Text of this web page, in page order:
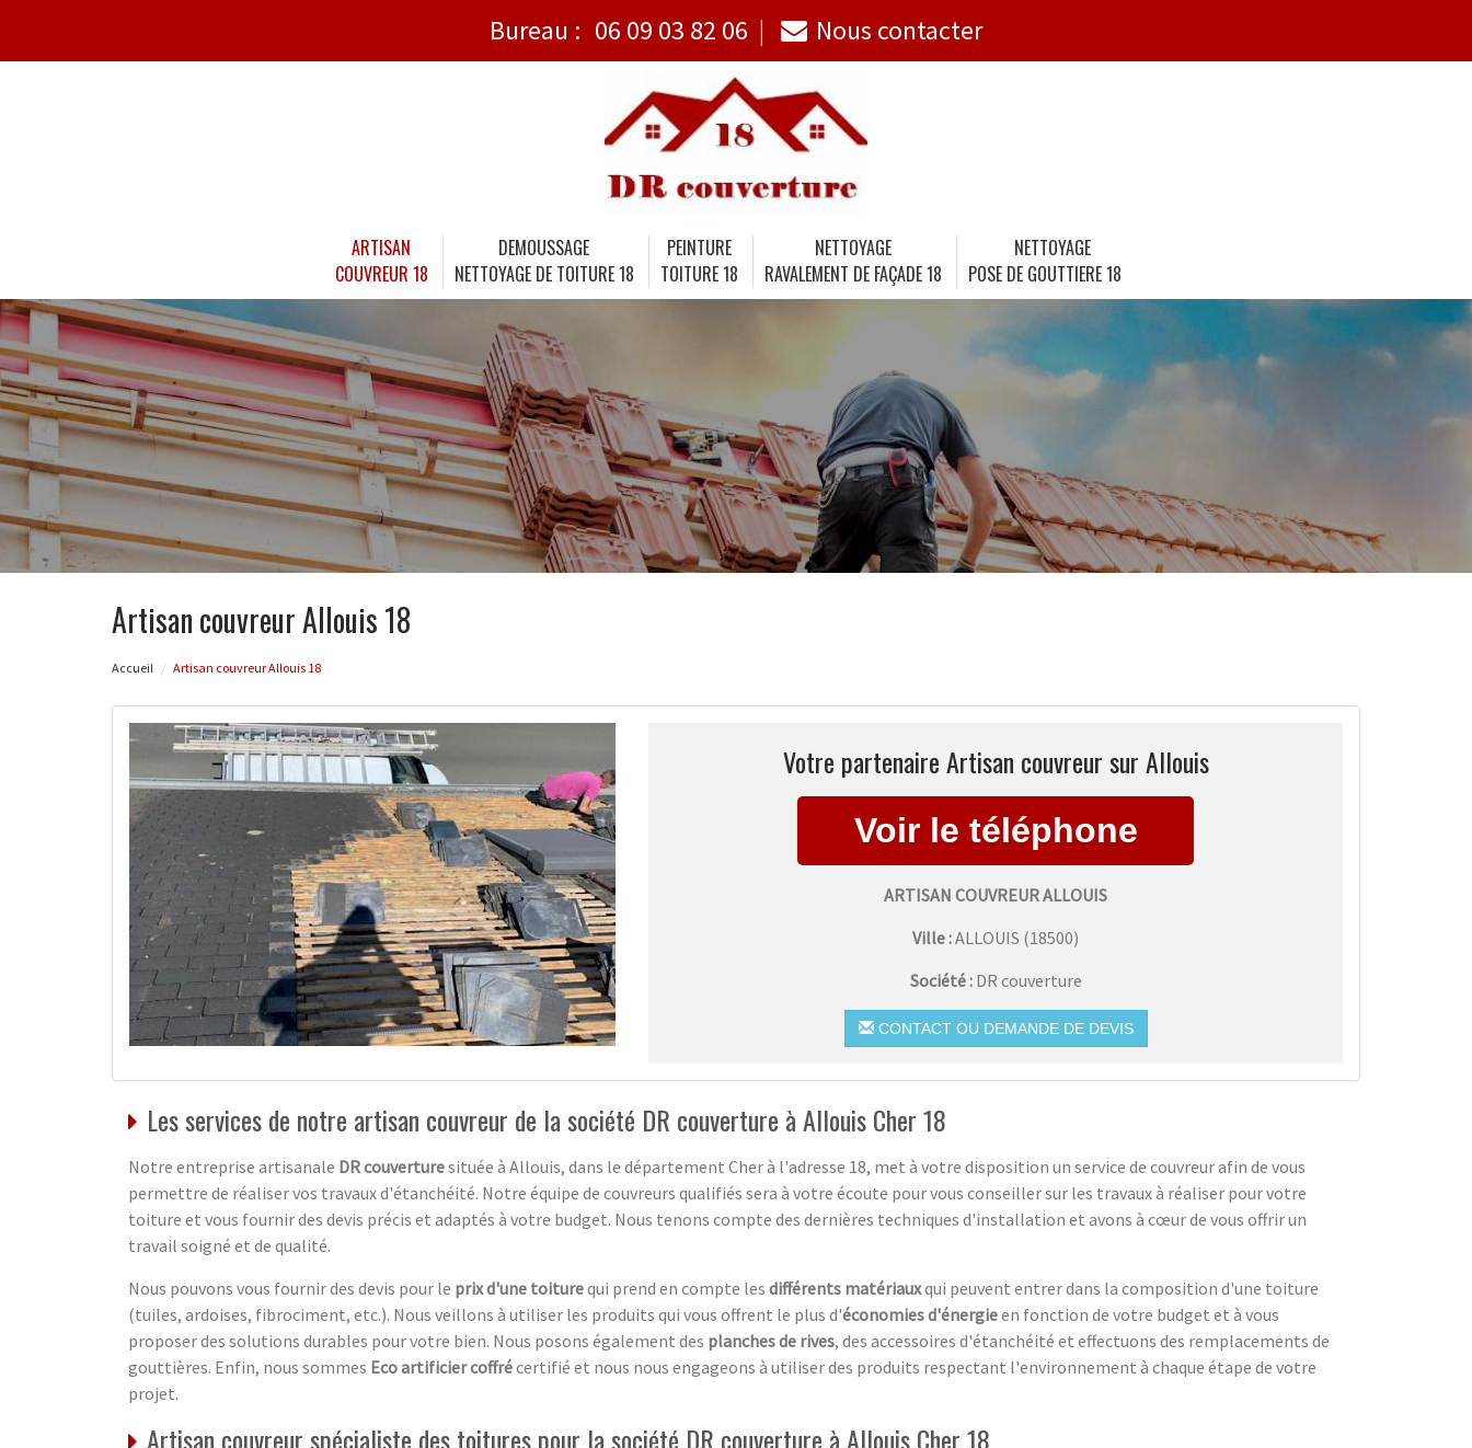
Bureau : 06 09 03 82 06 Nous contacter
ARTISAN
COUVREUR 18
DEMOUSSAGE
NETTOYAGE DE TOITURE 18
PEINTURE
TOITURE 18
NETTOYAGE
RAVALEMENT DE FAÇADE 18
NETTOYAGE
POSE DE GOUTTIERE 18
Artisan couvreur Allouis 18
Accueil Artisan couvreur Allouis 18
Votre partenaire Artisan couvreur sur Allouis
ARTISAN COUVREUR ALLOUIS
Ville :ALLOUIS (18500)
Société : DR couverture
CONTACT OU DEMANDE DE DEVIS
Les services de notre artisan couvreur de la société DR couverture à Allouis Cher 18
Notre entreprise artisanale DR couverturesituée à Allouis, dans le département Cher à l'adresse 18, met à votre disposition un service de couvreur afin de vous
permettre de réaliser vos travaux d'étanchéité. Notre équipe de couvreurs qualifiés sera à votre écoute pour vous conseiller sur les travaux à réaliser pour votre
toiture et vous fournir des devis précis et adaptés à votre budget. Nous tenons compte des dernières techniques d'installation et avons à cœur de vous offrir un
travail soigné et de qualité.
Nous pouvons vous fournir des devis pour le prix d'une toiturequi prend en compte les différents matériauxqui peuvent entrer dans la composition d'une toiture
(tuiles, ardoises, fibrociment, etc.). Nous veillons à utiliser les produits qui vous offrent le plus d'économies d'énergieen fonction de votre budget et à vous
proposer des solutions durables pour votre bien. Nous posons également des planches de rives, des accessoires d'étanchéité et effectuons des remplacements de
gouttières. Enfin, nous sommes Eco artificier coffrécertifié et nous nous engageons à utiliser des produits respectant l'environnement à chaque étape de votre
projet.
Artisan couvreur spécialiste des toitures pour la société DR couverture à Allouis Cher 18